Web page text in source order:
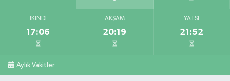
İKINDI
17:06
AKŞAM
20:19
YATSI
21:52
Aylık Vakitler